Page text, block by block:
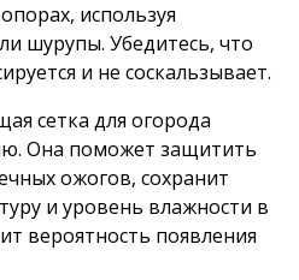
используя
шурупы. Убедитесь, что
и не соскальзывает.
сетка для огорода
Она поможет защитить
ожогов, сохранит
и уровень влажности в
вероятность появления